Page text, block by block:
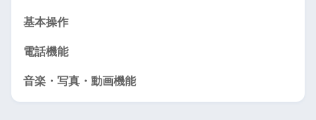
基本操作
電話機能
音楽・写真・動画機能